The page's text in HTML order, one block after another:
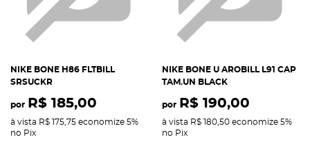
NIKE BONE H86 FLTBILL
SRSUCKR
por R$ 185,00
à vista R$ 175,75 economize 5%
no Pix
NIKE BONE U AROBILL L91 CAP
TAM.UN BLACK
por R$ 190,00
à vista R$ 180,50 economize 5%
no Pix